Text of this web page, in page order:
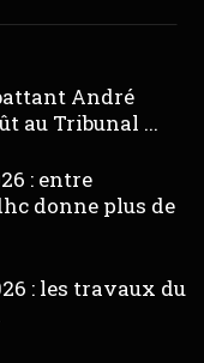
André
au Tribunal ...
: entre
donne plus de
: les travaux du